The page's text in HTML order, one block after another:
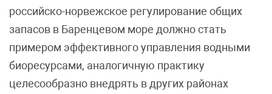
российско-норвежское регулирование общих
запасов в Баренцевом море должно стать
примером эффективного управления водными
биоресурсами, аналогичную практику
целесообразно внедрять в других районах